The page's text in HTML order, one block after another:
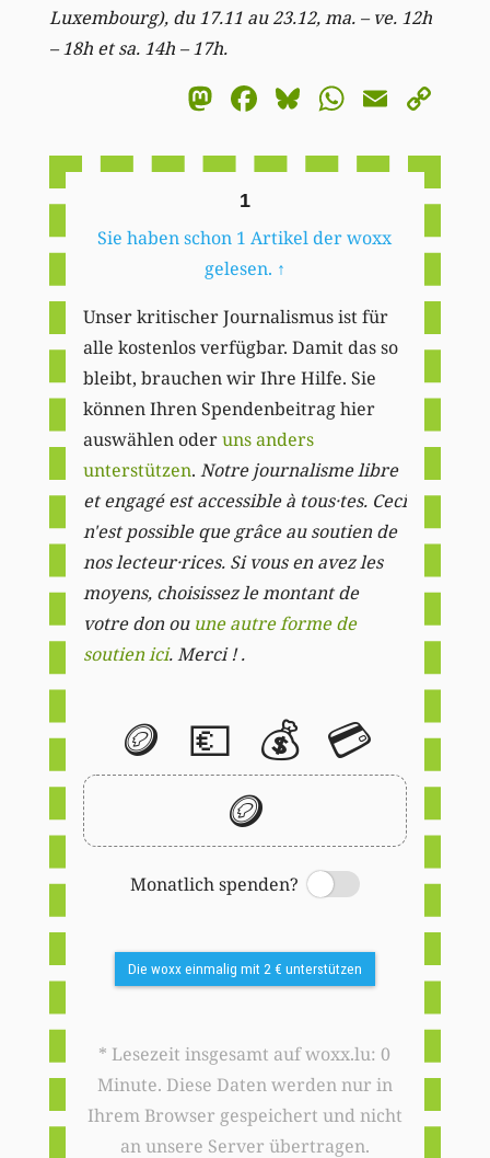
Luxembourg), du 17.11 au 23.12, ma. – ve. 12h
– 18h et sa. 14h – 17h.
Mastodon
Facebook
BlueskyEmail
1
Sie haben schon 1 Artikel der woxx
gelesen. ↑
Unser kritischer Journalismus ist für
alle kostenlos verfügbar. Damit das so
bleibt, brauchen wir Ihre Hilfe. Sie
können Ihren Spendenbeitrag hier
auswählen oderuns anders
unterstützen. Notre journalisme libre
et engagé est accessible à tous·tes. Ceci
n'est possible que grâce au soutien de
nos lecteur·rices. Si vous en avez les
moyens, choisissez le montant de
votre don ou une autre forme de
soutien ici. Merci ! .
🪙 💶 💰 💳
🪙
Monatlich spenden?
Switch
Die woxx einmalig mit 2 € unterstützen
* Lesezeit insgesamt auf woxx.lu: 0
Minute. Diese Daten werden nur in
Ihrem Browser gespeichert und nicht
an unsere Server übertragen.